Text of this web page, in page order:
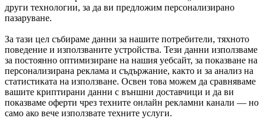
други технологии, за да ви предложим персонализирано
пазаруване.
За тази цел събираме данни за нашите потребители, тяхното
поведение и използваните устройства. Тези данни използваме
за постоянно оптимизиране на нашия уебсайт, за показване на
персонализирана реклама и съдържание, както и за анализ на
статистиката на използване. Освен това можем да сравняваме
вашите криптирани данни с външни доставчици и да ви
показваме оферти чрез техните онлайн рекламни канали — но
само ако вече използвате техните услуги.